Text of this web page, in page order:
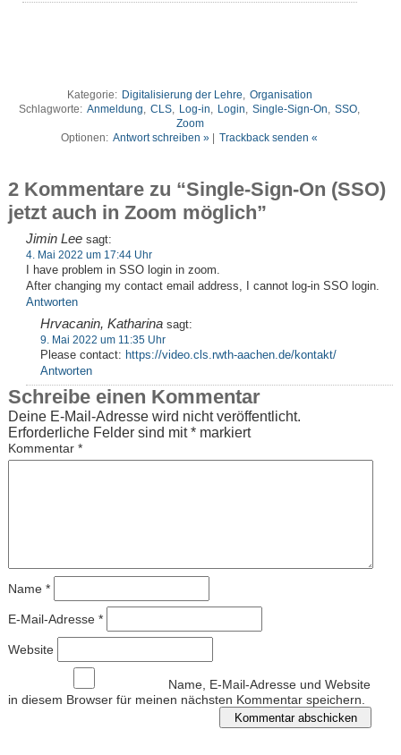
Kategorie: Digitalisierung der Lehre, Organisation
Schlagworte: Anmeldung, CLS, Log-in, Login, Single-Sign-On, SSO,
Zoom
Optionen: Antwort schreiben » | Trackback senden «
2 Kommentare zu “Single-Sign-On (SSO)
jetzt auch in Zoom möglich”
Jimin Lee sagt:
4. Mai 2022 um 17:44 Uhr
I have problem in SSO login in zoom.
After changing my contact email address, I cannot log-in SSO login.
Antworten
Hrvacanin, Katharina sagt:
9. Mai 2022 um 11:35 Uhr
Please contact: https://video.cls.rwth-aachen.de/kontakt/
Antworten
Schreibe einen Kommentar
Deine E-Mail-Adresse wird nicht veröffentlicht.
Erforderliche Felder sind mit*markiert
Kommentar *
Name *
E-Mail-Adresse *
Website
Name, E-Mail-Adresse und Website
in diesem Browser für meinen nächsten Kommentar speichern.